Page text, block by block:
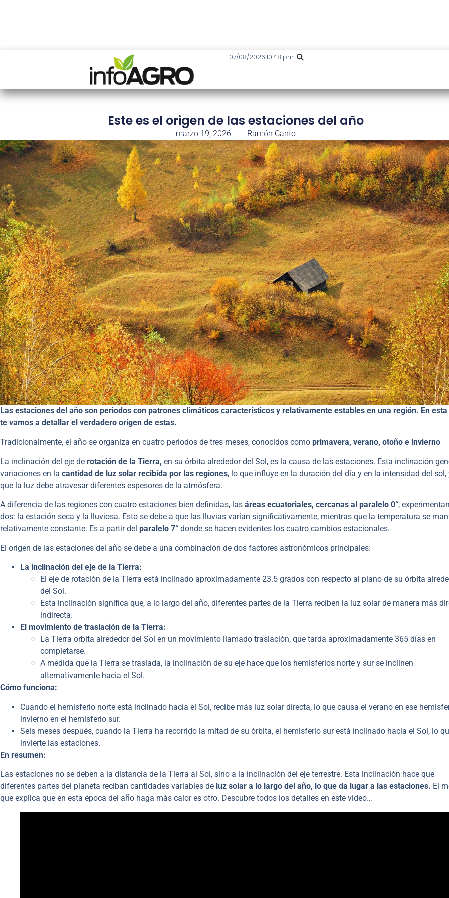
07/08/2026 10:48 pm
Este es el origen de las estaciones del año
marzo 19, 2026 Ramón Canto
Las estaciones del año son periodos con patrones climáticos característicos y relativamente estables en una región. En
te vamos a detallar el verdadero origen de estas.
Tradicionalmente, el año se organiza en cuatro periodos de tres meses, conocidos como primavera, verano, otoño e invierno
La inclinación del eje de rotación de la Tierra, en su órbita alrededor del Sol, es la causa de las estaciones. Esta inclinación
variaciones en la cantidad de luz solar recibida por las regiones, lo que influye en la duración del día y en la intensidad del sol,
que la luz debe atravesar diferentes espesores de la atmósfera.
A diferencia de las regiones con cuatro estaciones bien definidas, las áreas ecuatoriales, cercanas al paralelo 0°,
dos: la estación seca y la lluviosa. Esto se debe a que las lluvias varían significativamente, mientras que la temperatura se
relativamente constante. Es a partir del paralelo 7° donde se hacen evidentes los cuatro cambios estacionales.
El origen de las estaciones del año se debe a una combinación de dos factores astronómicos principales:
La inclinación del eje de la Tierra:
El eje de rotación de la Tierra está inclinado aproximadamente 23.5 grados con respecto al plano de su órbita
del Sol.
Esta inclinación significa que, a lo largo del año, diferentes partes de la Tierra reciben la luz solar de manera más
indirecta.
El movimiento de traslación de la Tierra:
La Tierra orbita alrededor del Sol en un movimiento llamado traslación, que tarda aproximadamente 365 días en
completarse.
A medida que la Tierra se traslada, la inclinación de su eje hace que los hemisferios norte y sur se inclinen
alternativamente hacia el Sol.
Cómo funciona:
Cuando el hemisferio norte está inclinado hacia el Sol, recibe más luz solar directa, lo que causa el verano en ese
invierno en el hemisferio sur.
Seis meses después, cuando la Tierra ha recorrido la mitad de su órbita, el hemisferio sur está inclinado hacia el Sol, lo
invierte las estaciones.
En resumen:
Las estaciones no se deben a la distancia de la Tierra al Sol, sino a la inclinación del eje terrestre. Esta inclinación hace que
diferentes partes del planeta reciban cantidades variables de luz solar a lo largo del año, lo que da lugar a las estaciones. El
que explica que en esta época del año haga más calor es otro. Descubre todos los detalles en este video…